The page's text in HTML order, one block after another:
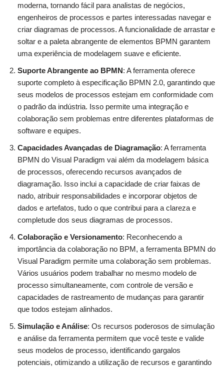
moderna, tornando fácil para analistas de negócios,
engenheiros de processos e partes interessadas navegar e
criar diagramas de processos. A funcionalidade de arrastar e
soltar e a paleta abrangente de elementos BPMN garantem
uma experiência de modelagem suave e eficiente.
Suporte Abrangente ao BPMN: A ferramenta oferece
suporte completo à especificação BPMN 2.0, garantindo que
seus modelos de processos estejam em conformidade com
o padrão da indústria. Isso permite uma integração e
colaboração sem problemas entre diferentes plataformas de
software e equipes.
Capacidades Avançadas de Diagramação: A ferramenta
BPMN do Visual Paradigm vai além da modelagem básica
de processos, oferecendo recursos avançados de
diagramação. Isso inclui a capacidade de criar faixas de
nado, atribuir responsabilidades e incorporar objetos de
dados e artefatos, tudo o que contribui para a clareza e
completude dos seus diagramas de processos.
Colaboração e Versionamento: Reconhecendo a
importância da colaboração no BPM, a ferramenta BPMN do
Visual Paradigm permite uma colaboração sem problemas.
Vários usuários podem trabalhar no mesmo modelo de
processo simultaneamente, com controle de versão e
capacidades de rastreamento de mudanças para garantir
que todos estejam alinhados.
Simulação e Análise: Os recursos poderosos de simulação
e análise da ferramenta permitem que você teste e valide
seus modelos de processo, identificando gargalos
potenciais, otimizando a utilização de recursos e garantindo